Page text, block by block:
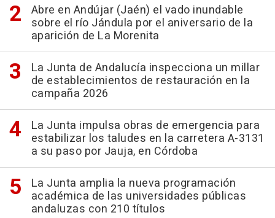
Abre en Andújar (Jaén) el vado inundable
sobre el río Jándula por el aniversario de la
aparición de La Morenita
La Junta de Andalucía inspecciona un millar
de establecimientos de restauración en la
campaña 2026
La Junta impulsa obras de emergencia para
estabilizar los taludes en la carretera A-3131
a su paso por Jauja, en Córdoba
La Junta amplia la nueva programación
académica de las universidades públicas
andaluzas con 210 títulos